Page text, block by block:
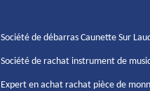
Société de débarras Caunette Sur
Société de rachat instrument de
Expert en achat rachat pièce de